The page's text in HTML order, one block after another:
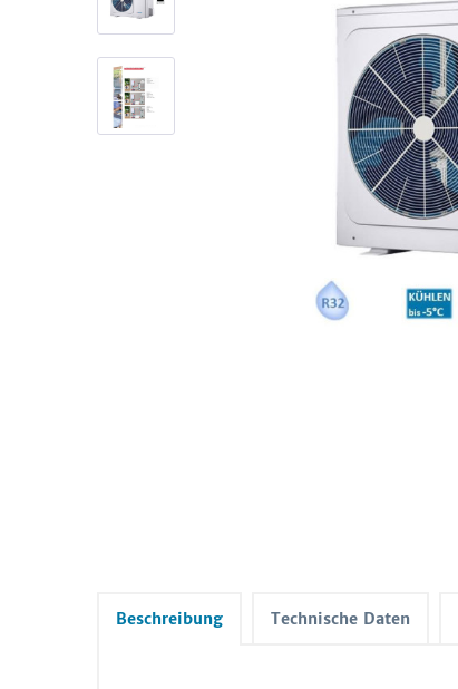
Beschreibung Technische Daten